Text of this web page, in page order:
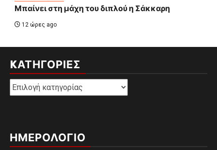
Μπαίνει στη μάχη του διπλού η Σάκκαρη
12 ώρες ago
KΑΤΗΓΟΡΊΕΣ
Kατηγορίες
ΗΜΕΡΟΛΟΓΙΟ